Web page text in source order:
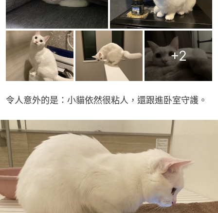
+2
令人意外的是：小貓依然很粘人，還跟進卧室守護。